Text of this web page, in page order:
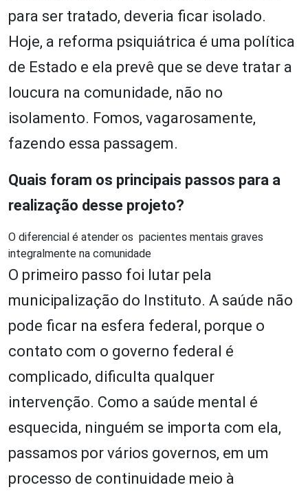
para ser tratado, deveria ficar isolado.
Hoje, a reforma psiquiátrica é uma política
de Estado e ela prevê que se deve tratar a
loucura na comunidade, não no
isolamento. Fomos, vagarosamente,
fazendo essa passagem.
Quais foram os principais passos para a
realização desse projeto?
O diferencial é atender os pacientes mentais graves
integralmente na comunidade
O primeiro passo foi lutar pela
municipalização do Instituto. A saúde não
pode ficar na esfera federal, porque o
contato com o governo federal é
complicado, dificulta qualquer
intervenção. Como a saúde mental é
esquecida, ninguém se importa com ela,
passamos por vários governos, em um
processo de continuidade meio à